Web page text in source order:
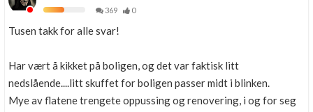
369
0
Tusen takk for alle svar!
Har vært å kikket på boligen, og det var faktisk litt
nedslående....litt skuffet for boligen passer midt i blinken.
Mye av flatene trengete oppussing og renovering, i og for seg